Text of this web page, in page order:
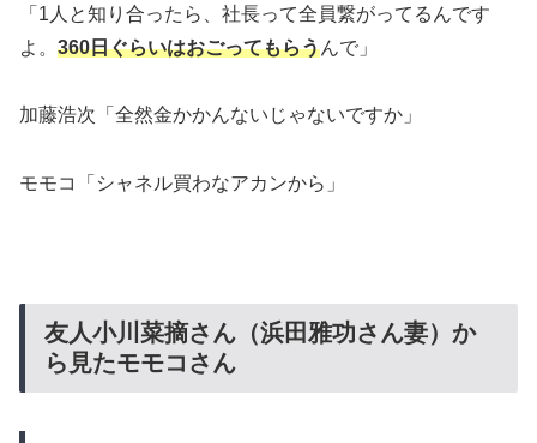
「1人と知り合ったら、社長って全員繋がってるんです
よ。 360日ぐらいはおごってもらうんで」
加藤浩次「全然金かかんないじゃないですか」
モモコ「シャネル買わなアカンから」
友人小川菜摘さん（浜田雅功さん妻）か
ら見たモモコさん